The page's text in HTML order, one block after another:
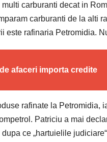
carburanti decat in
carburanti de la alti
este rafinaria Petromidia.
afaceri importa credite
rafinate la Petromidia,
Patriciu a mai
ce „hartuielile